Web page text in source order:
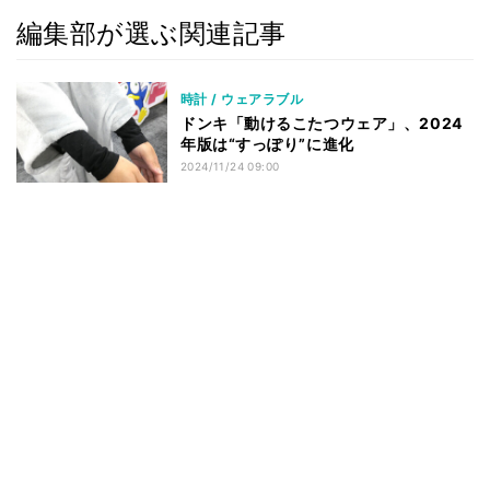
編集部が選ぶ関連記事
時計 / ウェアラブル
ドンキ「動けるこたつウェア」、2024
年版は“すっぽり”に進化
2024/11/24 09:00